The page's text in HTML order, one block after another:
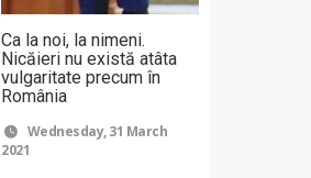
Ca la noi, la nimeni.
Nicăieri nu există atâta
vulgaritate precum în
România
Wednesday, 31 March
2021